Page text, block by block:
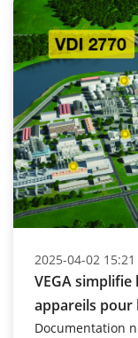
2025-04-02 15:21
VEGA
appareils pour
Documentation